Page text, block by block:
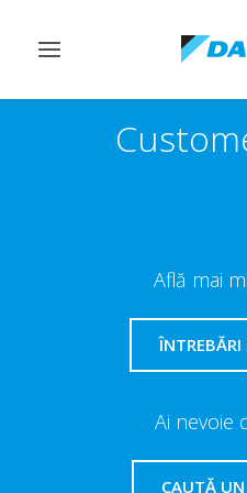
Comutare
Află mai
ÎNTREBĂRI
Ai nevoie
CAUTĂ UN